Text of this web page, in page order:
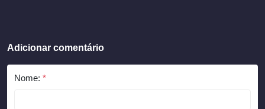
Adicionar comentário
Nome: *